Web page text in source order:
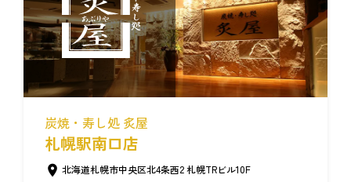
炭焼・寿し処 炙屋
札幌駅南口店
北海道札幌市中央区北4条西2 札幌TRビル10F